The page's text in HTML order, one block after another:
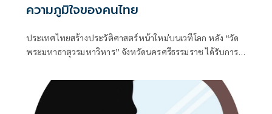
ความภูมิใจของคนไทย
ประเทศไทยสร้างประวัติศาสตร์หน้าใหม่บนเวทีโลก หลัง “วัด
พระมหาธาตุวรมหาวิหาร” จังหวัดนครศรีธรรมราช ได้รับการ
ตามมติที่ประชุมคณะกรรมการมรดกโลกสมัยสามัญ ครั้งที่ 48 ซึ่ง
จัดขึ้นระหว่างวันที่ 19-29 กรกฎาคม 2569 ณ นครปูซาน
สาธารณรัฐเกาหลี นับเป็นก้าวสำคัญในการยกระดับคุณค่ามรดก